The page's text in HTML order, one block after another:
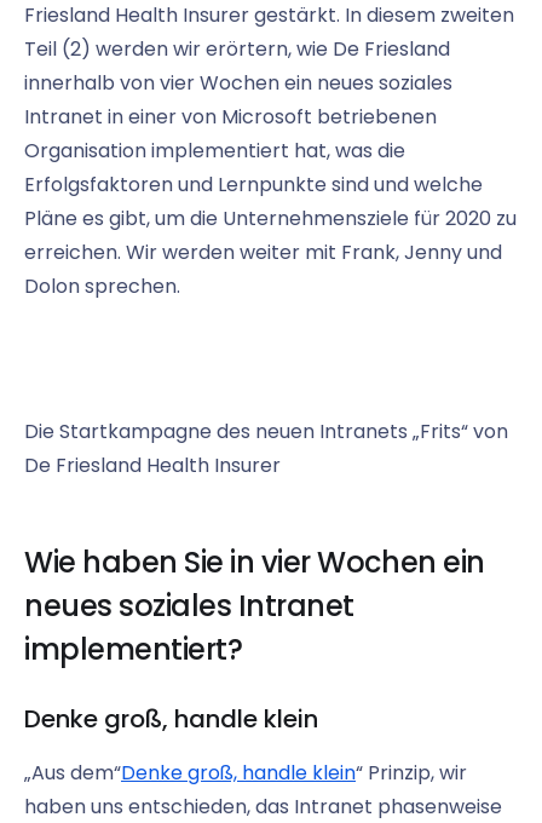
Friesland Health Insurer gestärkt. In diesem zweiten
Teil (2) werden wir erörtern, wie De Friesland
innerhalb von vier Wochen ein neues soziales
Intranet in einer von Microsoft betriebenen
Organisation implementiert hat, was die
Erfolgsfaktoren und Lernpunkte sind und welche
Pläne es gibt, um die Unternehmensziele für 2020 zu
erreichen. Wir werden weiter mit Frank, Jenny und
Dolon sprechen.
Die Startkampagne des neuen Intranets „Frits“ von
De Friesland Health Insurer
Wie haben Sie in vier Wochen ein
neues soziales Intranet
implementiert?
Denke groß, handle klein
„Aus dem“Denke groß, handle klein“ Prinzip, wir
haben uns entschieden, das Intranet phasenweise